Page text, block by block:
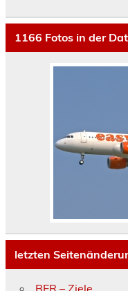
1166 Fotos in der
letzten
BER – Ziele